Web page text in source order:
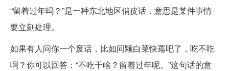
“留着过年吗？”是一种东北地区俏皮话，意思是某件事情
要立刻处理。
如果有人问你一个废话，比如问颗白菜快蔫吧了，吃不吃
啊？你可以回答：“不吃干啥？留着过年呢。”这句话的意